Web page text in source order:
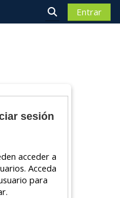
Selector de
Entrar
sesión
acceder a
Acceda
para